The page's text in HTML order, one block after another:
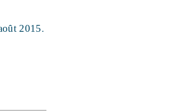
2015.